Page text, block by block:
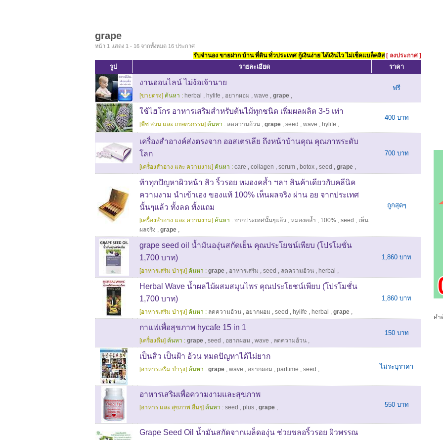
grape
หน้า 1 แสดง 1 - 16 จากทั้งหมด 16 ประกาศ
รับจำนอง ขายฝาก บ้าน ที่ดิน ทั่วประเทศ กู้เงินง่าย ได้เงินไว ไม่เช็คแบล็คลิส [ ลงประกาศ ]
รูป รายละเอียด ราคา
งานออนไลน์ ไม่ง้อเจ้านาย
[ขายตรง] ค้นหา : herbal , hylife , อยากผอม , wave , grape ,
ฟรี
ใช้ไฮโกร อาหารเสริมสำหรับต้นไม้ทุกชนิด เพิ่มผลผลิต 3-5 เท่า
[พืช สวน และ เกษตรกรรม] ค้นหา : ลดความอ้วน , grape , seed , wave , hylife ,
400 บาท
เครื่องสำอางค์ส่งตรงจาก ออสเตรเลีย ถึงหน้าบ้านคุณ คุณภาพระดับ
โลก
[เครื่องสำอาง และ ความงาม] ค้นหา : care , collagen , serum , botox , seed , grape ,
700 บาท
ท้าทุกปัญหาผิวหน้า สิว ริ้วรอย หมองคล้ำ ฯลฯ สินค้าเดียวกับคลีนิค
ความงาม นำเข้าเอง ของแท้ 100% เห็นผลจริง ผ่าน อย จากประเทศ
นั้นๆแล้ว ทั้งลด ทั้งแถม
[เครื่องสำอาง และ ความงาม] ค้นหา : จากประเทศนั้นๆแล้ว , หมองคล้ำ , 100% , seed , เห็น
ผลจริง , grape ,
ถูกสุดๆ
grape seed oil น้ำมันองุ่นสกัดเย็น คุณประโยชน์เพียบ (โปรโมชั่น
1,700 บาท)
[อาหารเสริม บำรุง] ค้นหา : grape , อาหารเสริม , seed , ลดความอ้วน , herbal ,
1,860 บาท
Herbal Wave น้ำผลไม้ผสมสมุนไพร คุณประโยชน์เพียบ (โปรโมชั่น
1,700 บาท)
[อาหารเสริม บำรุง] ค้นหา : ลดความอ้วน , อยากผอม , seed , hylife , herbal , grape ,
1,860 บาท
กาแฟเพื่อสุขภาพ hycafe 15 in 1
[เครื่องดื่ม] ค้นหา : grape , seed , อยากผอม , wave , ลดความอ้วน ,
150 บาท
เป็นสิว เป็นฝ้า อ้วน หมดปัญหาได้ไม่ยาก
[อาหารเสริม บำรุง] ค้นหา : grape , wave , อยากผอม , parttime , seed , ไม่ระบุราคา
อาหารเสริมเพื่อความงามและสุขภาพ
[อาหาร และ สุขภาพ อื่นๆ] ค้นหา : seed , plus , grape , 550 บาท
Grape Seed Oil น้ำมันสกัดจากเมล็ดองุ่น ช่วยชลอริ้วรอย ผิวพรรณ
คำ